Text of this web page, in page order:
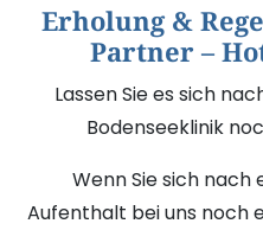
Erholung &
Partner –
Lassen Sie es sich
Bodenseeklinik
Wenn Sie sich
Aufenthalt bei uns noch